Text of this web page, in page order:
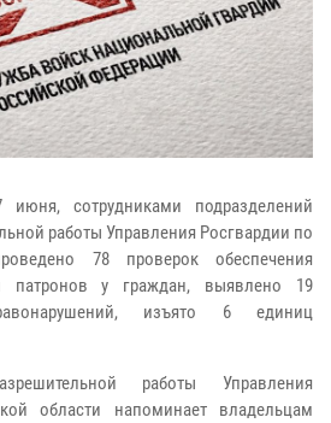
сотрудниками подразделений
работы Управления Росгвардии по
78 проверок обеспечения
патронов у граждан, выявлено 19
изъято 6 единиц
работы Управления
области напоминает владельцам